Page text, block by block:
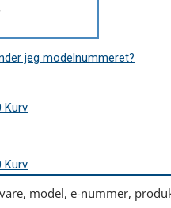
jeg modelnummeret?
Kurv
Kurv